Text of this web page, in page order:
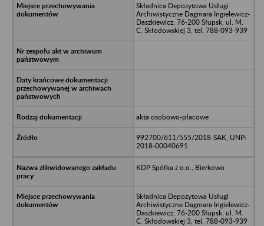
Składnica Depozytowa Usługi
Archiwistyczne Dagmara Ingielewicz-
Daszkiewicz, 76-200 Słupsk, ul. M.
C. Skłodowskiej 3, tel. 788-093-939
akta osobowo-płacowe
992700/611/555/2018-SAK, UNP:
2018-00040691
KDP Spółka z o.o., Bierkowo
Składnica Depozytowa Usługi
Archiwistyczne Dagmara Ingielewicz-
Daszkiewicz, 76-200 Słupsk, ul. M.
C. Skłodowskiej 3, tel. 788-093-939